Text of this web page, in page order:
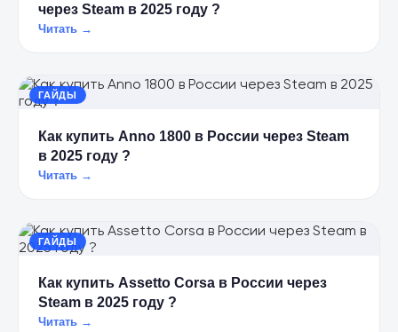
через Steam в 2025 году ?
Читать →
ГАЙДЫ
Как купить Anno 1800 в России через Steam
в 2025 году ?
Читать →
ГАЙДЫ
Как купить Assetto Corsa в России через
Steam в 2025 году ?
Читать →